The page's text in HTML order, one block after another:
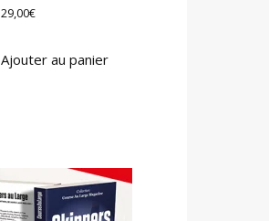
29,00€
Ajouter au panier